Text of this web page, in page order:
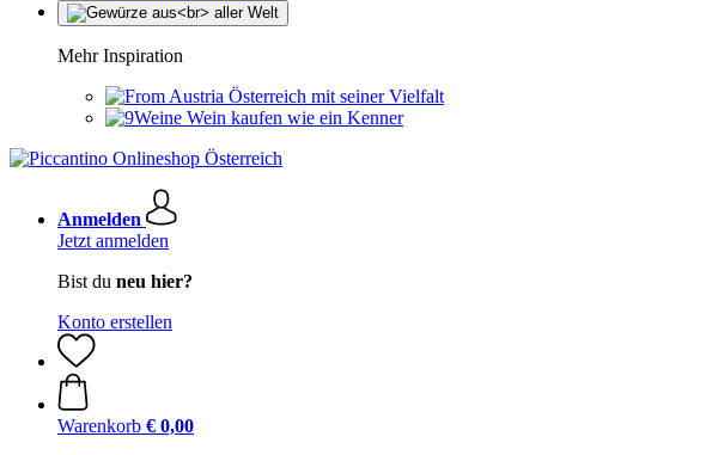
Mehr Inspiration
Österreich mit seiner Vielfalt
Wein kaufen wie ein Kenner
Anmelden
Jetzt anmelden
Bist du neu hier?
Konto erstellen
Warenkorb € 0,00